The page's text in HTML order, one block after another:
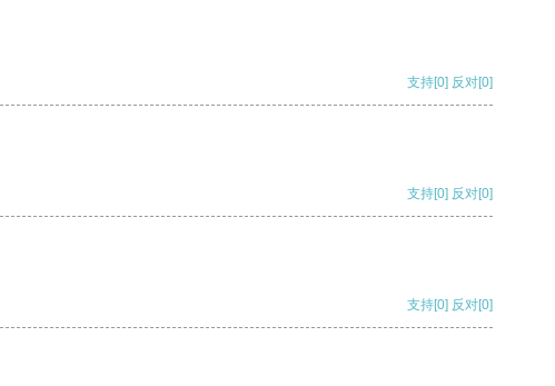
支持[0] 反对[0]
支持[0] 反对[0]
支持[0] 反对[0]